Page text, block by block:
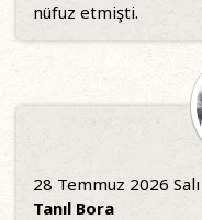
nüfuz etmişti.
28 Temmuz 2026 Salı
Tanıl Bora